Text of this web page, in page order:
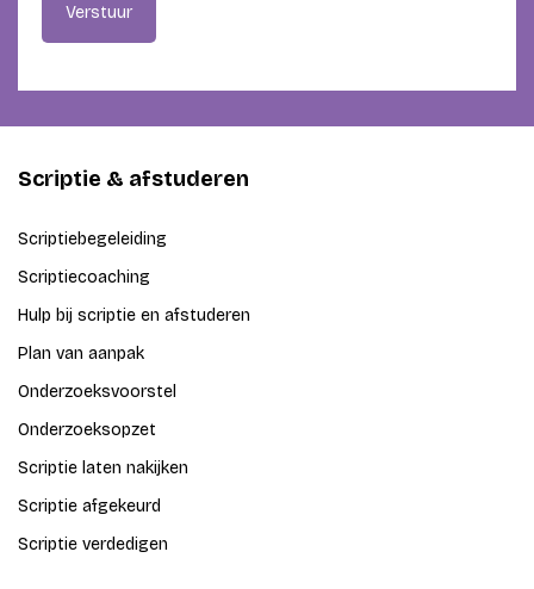
Verstuur
Scriptie & afstuderen
Scriptiebegeleiding
Scriptiecoaching
Hulp bij scriptie en afstuderen
Plan van aanpak
Onderzoeksvoorstel
Onderzoeksopzet
Scriptie laten nakijken
Scriptie afgekeurd
Scriptie verdedigen